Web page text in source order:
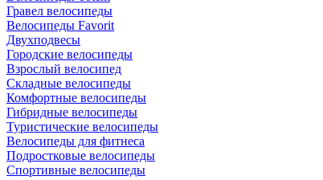
Гравел велосипеды
Велосипеды Favorit
Двухподвесы
Городские велосипеды
Взрослый велосипед
Складные велосипеды
Комфортные велосипеды
Гибридные велосипеды
Туристические велосипеды
Велосипеды для фитнеса
Подростковые велосипеды
Спортивные велосипеды